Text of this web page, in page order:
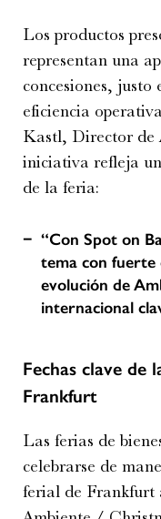
Los productos
representan una
concesiones, justo
eficiencia
Kastl, Director de
iniciativa refleja
de la feria:
“Con Spot on
tema con fuerte
evolución de
internacional
Fechas clave de
Frankfurt
Las ferias de
celebrarse de
ferial de Frankfurt